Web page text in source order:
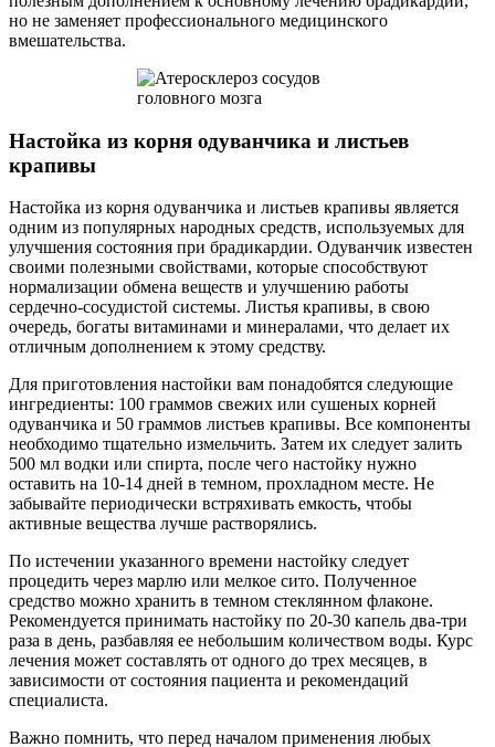
но не заменяет профессионального медицинского
вмешательства.
Настойка из корня одуванчика и листьев
крапивы
Настойка из корня одуванчика и листьев крапивы является
одним из популярных народных средств, используемых для
улучшения состояния при брадикардии. Одуванчик известен
своими полезными свойствами, которые способствуют
нормализации обмена веществ и улучшению работы
сердечно-сосудистой системы. Листья крапивы, в свою
очередь, богаты витаминами и минералами, что делает их
отличным дополнением к этому средству.
Для приготовления настойки вам понадобятся следующие
ингредиенты: 100 граммов свежих или сушеных корней
одуванчика и 50 граммов листьев крапивы. Все компоненты
необходимо тщательно измельчить. Затем их следует залить
500 мл водки или спирта, после чего настойку нужно
оставить на 10-14 дней в темном, прохладном месте. Не
забывайте периодически встряхивать емкость, чтобы
активные вещества лучше растворялись.
По истечении указанного времени настойку следует
процедить через марлю или мелкое сито. Полученное
средство можно хранить в темном стеклянном флаконе.
Рекомендуется принимать настойку по 20-30 капель два-три
раза в день, разбавляя ее небольшим количеством воды. Курс
лечения может составлять от одного до трех месяцев, в
зависимости от состояния пациента и рекомендаций
специалиста.
Важно помнить, что перед началом применения любых